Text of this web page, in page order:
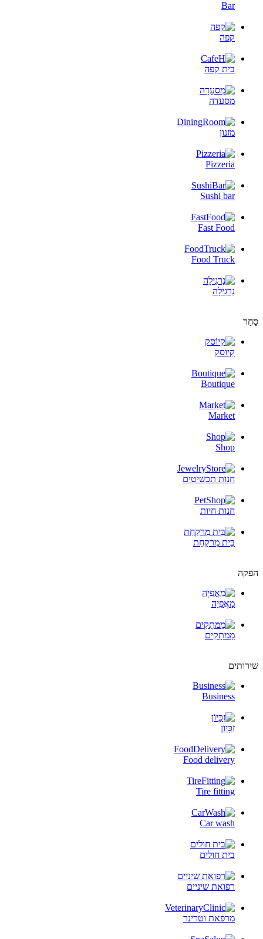
Bar
קפה
בית קפה
מסעדה
מזנון
Pizzeria
Sushi bar
Fast Food
Food Truck
נַרגִילָה
סַחַר
קִיוֹסק
Boutique
Market
Shop
חנות תכשיטים
חנות חיות
בֵּית מִרקַחַת
הפקה
מַאֲפִיָה
מַמתָקִים
שירותים
Business
זִכָּיוֹן
Food delivery
Tire fitting
Car wash
בית חולים
רפואת שיניים
מרפאת וטרינר